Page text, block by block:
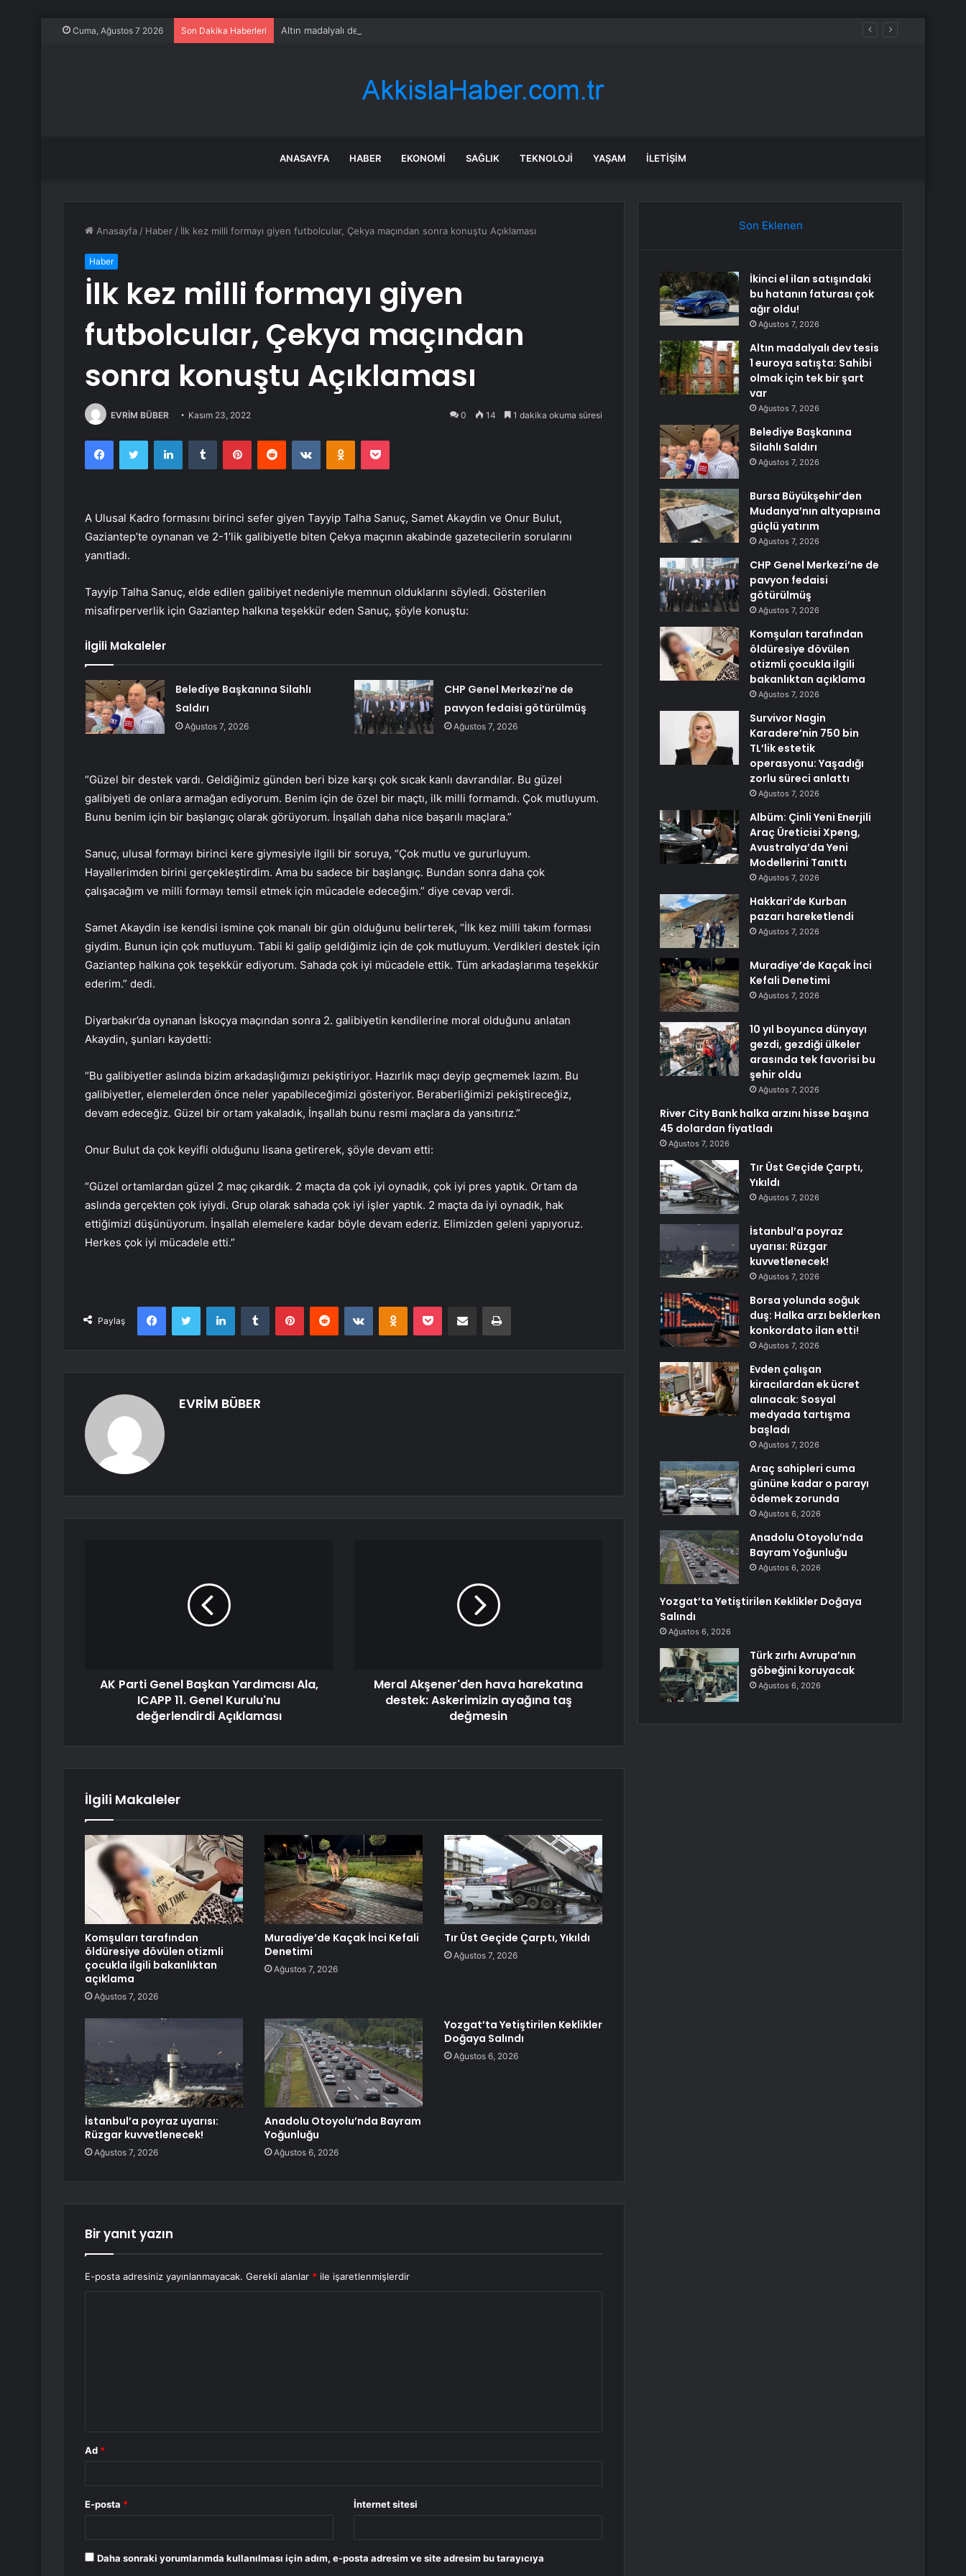
Cuma, Ağustos 7 2026 Son Dakika Haberleri Altın madalyalı dev tesis 1 euroya satışta: Sahibi olmak için tek bir şart var
ANASAYFA HABER EKONOMI SAĞLIK TEKNOLOJI YAŞAM İLETIŞIM
Anasayfa / Haber / İlk kez milli formayı giyen futbolcular, Çekya maçından sonra konuştu Açıklaması
Haber
İlk kez milli formayı giyen
futbolcular, Çekya maçından
sonra konuştu Açıklaması
EVRİM BÜBER Kasım 23, 2022 0 14 1 dakika okuma süresi
FacebookTwitter LinkedInTumblr PinterestReddit VKontakteOdnoklassniki
Pocket
A Ulusal Kadro formasını birinci sefer giyen Tayyip Talha Sanuç, Samet Akaydin ve Onur Bulut,
Gaziantep’te oynanan ve 2-1’lik galibiyetle biten Çekya maçının akabinde gazetecilerin sorularını
yanıtladı.
Tayyip Talha Sanuç, elde edilen galibiyet nedeniyle memnun olduklarını söyledi. Gösterilen
misafirperverlik için Gaziantep halkına teşekkür eden Sanuç, şöyle konuştu:
İlgili Makaleler
Belediye Başkanına Silahlı
Saldırı
Ağustos 7, 2026
CHP Genel Merkezi’ne de
pavyon fedaisi götürülmüş
Ağustos 7, 2026
“Güzel bir destek vardı. Geldiğimiz günden beri bize karşı çok sıcak kanlı davrandılar. Bu güzel
galibiyeti de onlara armağan ediyorum. Benim için de özel bir maçtı, ilk milli formamdı. Çok mutluyum.
Bunu benim için bir başlangıç olarak görüyorum. İnşallah daha nice başarılı maçlara.”
Sanuç, ulusal formayı birinci kere giymesiyle ilgili bir soruya, “Çok mutlu ve gururluyum.
Hayallerimden birini gerçekleştirdim. Ama bu sadece bir başlangıç. Bundan sonra daha çok
çalışacağım ve milli formayı temsil etmek için mücadele edeceğim.” diye cevap verdi.
Samet Akaydin ise kendisi ismine çok manalı bir gün olduğunu belirterek, “İlk kez milli takım forması
giydim. Bunun için çok mutluyum. Tabii ki galip geldiğimiz için de çok mutluyum. Verdikleri destek için
Gaziantep halkına çok teşekkür ediyorum. Sahada çok iyi mücadele ettik. Tüm arkadaşlarıma teşekkür
ederim.” dedi.
Diyarbakır’da oynanan İskoçya maçından sonra 2. galibiyetin kendilerine moral olduğunu anlatan
Akaydin, şunları kaydetti:
“Bu galibiyetler aslında bizim arkadaşlığımızı pekiştiriyor. Hazırlık maçı deyip geçmemek lazım. Bu
galibiyetler, elemelerden önce neler yapabileceğimizi gösteriyor. Beraberliğimizi pekiştireceğiz,
devam edeceğiz. Güzel bir ortam yakaladık, İnşallah bunu resmi maçlara da yansıtırız.”
Onur Bulut da çok keyifli olduğunu lisana getirerek, şöyle devam etti:
“Güzel ortamlardan güzel 2 maç çıkardık. 2 maçta da çok iyi oynadık, çok iyi pres yaptık. Ortam da
aslında gerçekten çok iyiydi. Grup olarak sahada çok iyi işler yaptık. 2 maçta da iyi oynadık, hak
ettiğimizi düşünüyorum. İnşallah elemelere kadar böyle devam ederiz. Elimizden geleni yapıyoruz.
Herkes çok iyi mücadele etti.”
Paylaş
FacebookTwitter LinkedInTumblr PinterestReddit VKontakteOdnoklassniki
Pocket E-Posta ile paylaş Yazdır
EVRİM BÜBER
AK Parti Genel Başkan Yardımcısı Ala,
ICAPP 11. Genel Kurulu'nu
değerlendirdi Açıklaması
Meral Akşener'den hava harekatına
destek: Askerimizin ayağına taş
değmesin
İlgili Makaleler
Komşuları tarafından
öldüresiye dövülen otizmli
çocukla ilgili bakanlıktan
açıklama
Ağustos 7, 2026
Muradiye’de Kaçak İnci Kefali
Denetimi
Ağustos 7, 2026
Tır Üst Geçide Çarptı, Yıkıldı
Ağustos 7, 2026
İstanbul’a poyraz uyarısı:
Rüzgar kuvvetlenecek!
Ağustos 7, 2026
Anadolu Otoyolu’nda Bayram
Yoğunluğu
Ağustos 6, 2026
Yozgat’ta Yetiştirilen Keklikler
Doğaya Salındı
Ağustos 6, 2026
Bir yanıt yazın
E-posta adresiniz yayınlanmayacak. Gerekli alanlar * ile işaretlenmişlerdir
Ad *
E-posta * İnternet sitesi
Daha sonraki yorumlarımda kullanılması için adım, e-posta adresim ve site adresim bu tarayıcıya
Son Eklenen
İkinci el ilan satışındaki
bu hatanın faturası çok
ağır oldu!
Ağustos 7, 2026
Altın madalyalı dev tesis
1 euroya satışta: Sahibi
olmak için tek bir şart
var
Ağustos 7, 2026
Belediye Başkanına
Silahlı Saldırı
Ağustos 7, 2026
Bursa Büyükşehir’den
Mudanya’nın altyapısına
güçlü yatırım
Ağustos 7, 2026
CHP Genel Merkezi’ne de
pavyon fedaisi
götürülmüş
Ağustos 7, 2026
Komşuları tarafından
öldüresiye dövülen
otizmli çocukla ilgili
bakanlıktan açıklama
Ağustos 7, 2026
Survivor Nagin
Karadere’nin 750 bin
TL’lik estetik
operasyonu: Yaşadığı
zorlu süreci anlattı
Ağustos 7, 2026
Albüm: Çinli Yeni Enerjili
Araç Üreticisi Xpeng,
Avustralya’da Yeni
Modellerini Tanıttı
Ağustos 7, 2026
Hakkari’de Kurban
pazarı hareketlendi
Ağustos 7, 2026
Muradiye’de Kaçak İnci
Kefali Denetimi
Ağustos 7, 2026
10 yıl boyunca dünyayı
gezdi, gezdiği ülkeler
arasında tek favorisi bu
şehir oldu
Ağustos 7, 2026
River City Bank halka arzını hisse başına
45 dolardan fiyatladı
Ağustos 7, 2026
Tır Üst Geçide Çarptı,
Yıkıldı
Ağustos 7, 2026
İstanbul’a poyraz
uyarısı: Rüzgar
kuvvetlenecek!
Ağustos 7, 2026
Borsa yolunda soğuk
duş: Halka arzı beklerken
konkordato ilan etti!
Ağustos 7, 2026
Evden çalışan
kiracılardan ek ücret
alınacak: Sosyal
medyada tartışma
başladı
Ağustos 7, 2026
Araç sahipleri cuma
gününe kadar o parayı
ödemek zorunda
Ağustos 6, 2026
Anadolu Otoyolu’nda
Bayram Yoğunluğu
Ağustos 6, 2026
Yozgat’ta Yetiştirilen Keklikler Doğaya
Salındı
Ağustos 6, 2026
Türk zırhı Avrupa’nın
göbeğini koruyacak
Ağustos 6, 2026